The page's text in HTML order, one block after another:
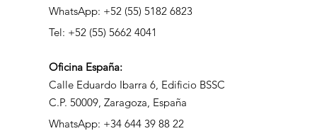
Tel: +52 (55) 5662 4041
WhatsApp: +52 (55) 5182 6823
OficinaEspaña:
Calle Eduardo Ibarra 6, Edificio BSSC
C.P. 50009, Zaragoza, España
WhatsApp: +34 644 39 88 22